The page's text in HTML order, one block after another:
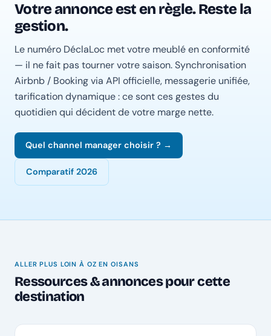
Votre annonce est en règle. Reste la
gestion.
Le numéro DéclaLoc met votre meublé en conformité
— il ne fait pas tourner votre saison. Synchronisation
Airbnb / Booking via API officielle, messagerie unifiée,
tarification dynamique : ce sont ces gestes du
quotidien qui décident de votre marge nette.
Quel channel manager choisir ? →
Comparatif 2026
ALLER PLUS LOIN À OZ EN OISANS
Ressources & annonces pour cette
destination